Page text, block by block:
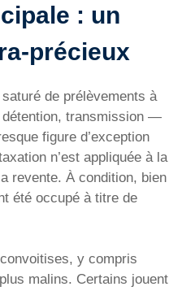
: un
précieux
de prélèvements à
transmission —
figure d’exception
n’est appliquée à la
revente. À condition, bien
été occupé à titre de
y compris
malins. Certains jouent